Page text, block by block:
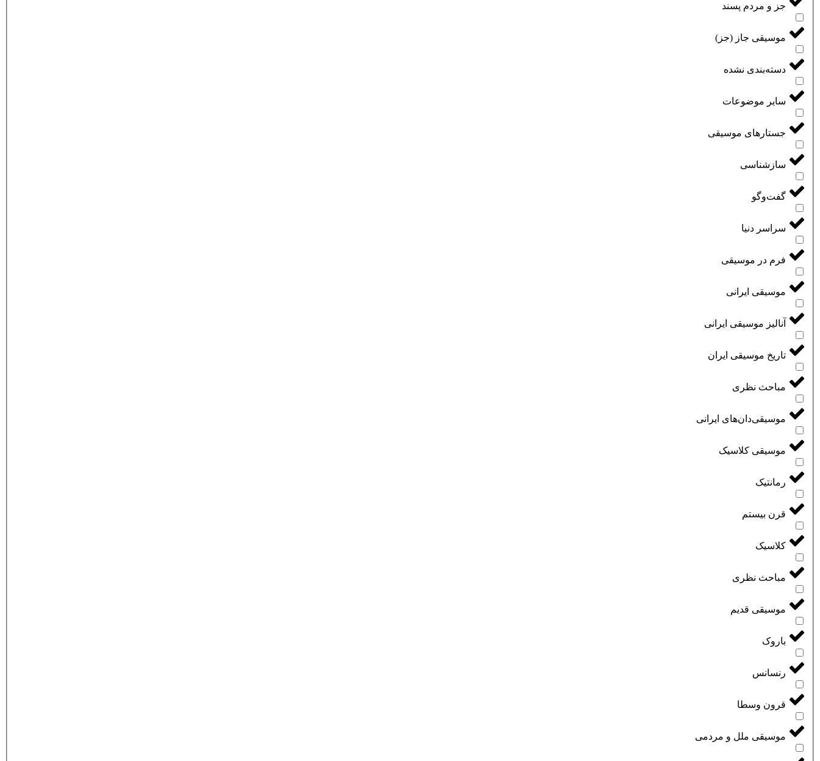
جز و مردم پسند
موسیقی جاز (جز)
دسته‌بندی نشده
سایر موضوعات
جستارهای موسیقی
سازشناسی
گفت‌و‌گو
سراسر دنیا
فرم در موسیقی
موسیقی ایرانی
آنالیز موسیقی ایرانی
تاریخ موسیقی ایران
مباحث نظری
موسیقی‌دان‌های ایرانی
موسیقی کلاسیک
رمانتیک
قرن بیستم
کلاسیک
مباحث نظری
موسیقی قدیم
باروک
رنسانس
قرون وسطا
موسیقی ملل و مردمی